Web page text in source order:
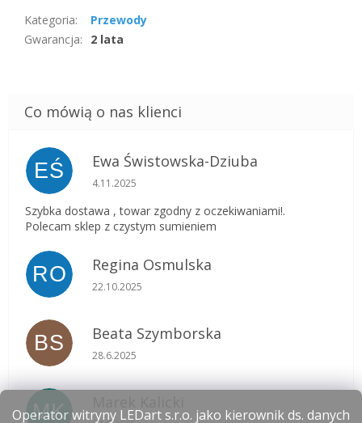
Operator witryny LEDart s.r.o. jako kierownik ds. danych
Kategoria:
Przewody
Gwarancja: 2 lata
EŚ Ewa Świstowska-Dziuba
Ocena sklepu to 5 na 5 gwiazdek.
4.11.2025
Szybka dostawa , towar zgodny z oczekiwaniami!.
Polecam sklep z czystym sumieniem
RO Regina Osmulska
Ocena sklepu to 5 na 5 gwiazdek.
22.10.2025
BS Beata Szymborska
Ocena sklepu to 5 na 5 gwiazdek.
28.6.2025
MK